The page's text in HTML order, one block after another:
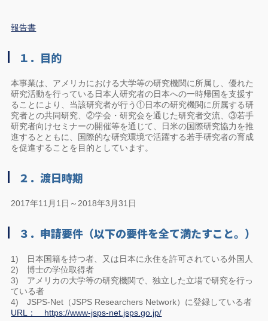
報告書
１．目的
本事業は、アメリカにおける大学等の研究機関に所属し、優れた
研究活動を行っている日本人研究者の日本への一時帰国を支援す
ることにより、当該研究者が行う①日本の研究機関に所属する研
究者との共同研究、②学会・研究会を通じた研究者交流、③若手
研究者向けセミナーの開催等を通じて、日米の国際研究協力を推
進するとともに、国際的な研究環境で活躍する若手研究者の育成
を促進することを目的としています。
２．渡日時期
2017年11月1日～2018年3月31日
３．申請要件（以下の要件を全て満たすこと。）
1) 日本国籍を持つ者、又は日本に永住を許可されている外国人
2) 博士の学位取得者
3) アメリカの大学等の研究機関で、独立した立場で研究を行っ
ている者
4) JSPS-Net（JSPS Researchers Network）に登録している者
URL： https://www-jsps-net.jsps.go.jp/